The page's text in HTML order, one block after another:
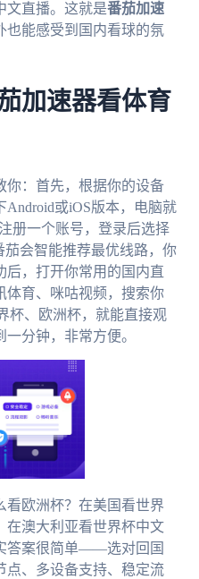
文直播。这就是番茄加速
能感受到国内看球的氛
加速器看体育
你：首先，根据你的设备
或iOS版本，电脑就
册一个账号，登录后选择
茄会智能推荐最优线路，你
后，打开你常用的国内直
体育、咪咕视频，搜索你
杯、欧洲杯，就能直接观
分钟，非常方便。
看欧洲杯？在美国看世界
在澳大利亚看世界杯中文
答案很简单——选对回国
点、多设备支持、稳定流